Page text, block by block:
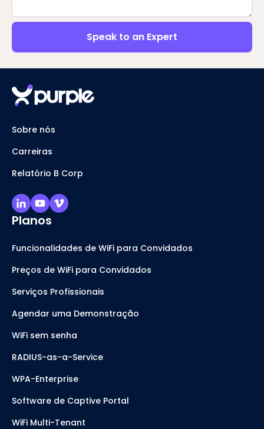
Speak to an Expert
Sobre nós
Carreiras
Relatório B Corp
Planos
Funcionalidades de WiFi para Convidados
Preços de WiFi para Convidados
Serviços Profissionais
Agendar uma Demonstração
WiFi sem senha
RADIUS-as-a-Service
WPA-Enterprise
Software de Captive Portal
WiFi Multi-Tenant